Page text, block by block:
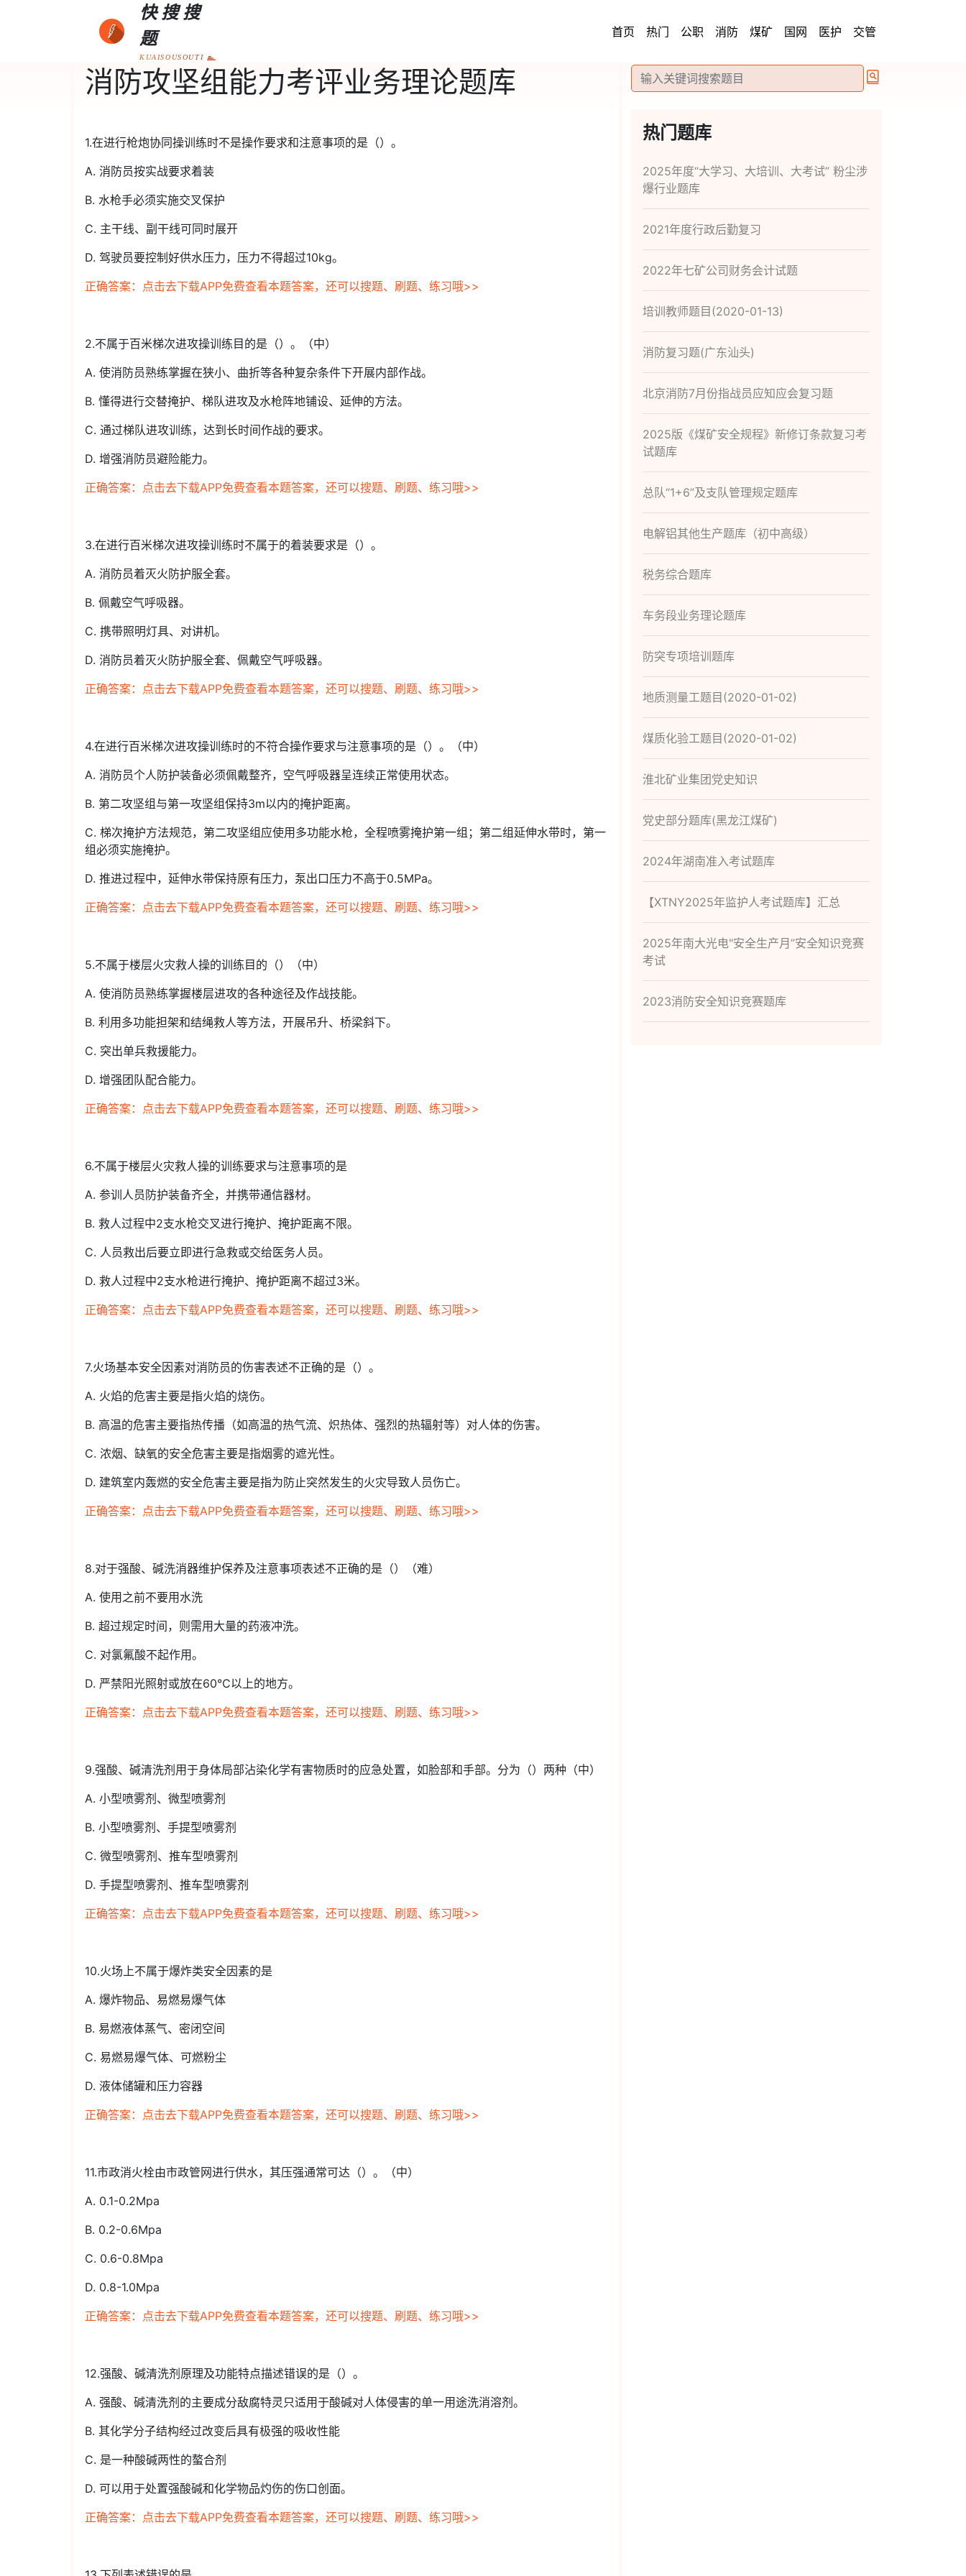
快搜搜
题
KUAISOUSOUTI
首页 热门 公职 消防 煤矿 国网 医护 交管
消防攻坚组能力考评业务理论题库
1.在进行枪炮协同操训练时不是操作要求和注意事项的是（）。
A. 消防员按实战要求着装
B. 水枪手必须实施交叉保护
C. 主干线、副干线可同时展开
D. 驾驶员要控制好供水压力，压力不得超过10kg。
正确答案：点击去下载APP免费查看本题答案，还可以搜题、刷题、练习哦>>
2.不属于百米梯次进攻操训练目的是（）。（中）
A. 使消防员熟练掌握在狭小、曲折等各种复杂条件下开展内部作战。
B. 懂得进行交替掩护、梯队进攻及水枪阵地铺设、延伸的方法。
C. 通过梯队进攻训练，达到长时间作战的要求。
D. 增强消防员避险能力。
正确答案：点击去下载APP免费查看本题答案，还可以搜题、刷题、练习哦>>
3.在进行百米梯次进攻操训练时不属于的着装要求是（）。
A. 消防员着灭火防护服全套。
B. 佩戴空气呼吸器。
C. 携带照明灯具、对讲机。
D. 消防员着灭火防护服全套、佩戴空气呼吸器。
正确答案：点击去下载APP免费查看本题答案，还可以搜题、刷题、练习哦>>
4.在进行百米梯次进攻操训练时的不符合操作要求与注意事项的是（）。（中）
A. 消防员个人防护装备必须佩戴整齐，空气呼吸器呈连续正常使用状态。
B. 第二攻坚组与第一攻坚组保持3m以内的掩护距离。
C. 梯次掩护方法规范，第二攻坚组应使用多功能水枪，全程喷雾掩护第一组；第二组延伸水带时，第一
组必须实施掩护。
D. 推进过程中，延伸水带保持原有压力，泵出口压力不高于0.5MPa。
正确答案：点击去下载APP免费查看本题答案，还可以搜题、刷题、练习哦>>
5.不属于楼层火灾救人操的训练目的（）（中）
A. 使消防员熟练掌握楼层进攻的各种途径及作战技能。
B. 利用多功能担架和结绳救人等方法，开展吊升、桥梁斜下。
C. 突出单兵救援能力。
D. 增强团队配合能力。
正确答案：点击去下载APP免费查看本题答案，还可以搜题、刷题、练习哦>>
6.不属于楼层火灾救人操的训练要求与注意事项的是
A. 参训人员防护装备齐全，并携带通信器材。
B. 救人过程中2支水枪交叉进行掩护、掩护距离不限。
C. 人员救出后要立即进行急救或交给医务人员。
D. 救人过程中2支水枪进行掩护、掩护距离不超过3米。
正确答案：点击去下载APP免费查看本题答案，还可以搜题、刷题、练习哦>>
7.火场基本安全因素对消防员的伤害表述不正确的是（）。
A. 火焰的危害主要是指火焰的烧伤。
B. 高温的危害主要指热传播（如高温的热气流、炽热体、强烈的热辐射等）对人体的伤害。
C. 浓烟、缺氧的安全危害主要是指烟雾的遮光性。
D. 建筑室内轰燃的安全危害主要是指为防止突然发生的火灾导致人员伤亡。
正确答案：点击去下载APP免费查看本题答案，还可以搜题、刷题、练习哦>>
8.对于强酸、碱洗消器维护保养及注意事项表述不正确的是（）（难）
A. 使用之前不要用水洗
B. 超过规定时间，则需用大量的药液冲洗。
C. 对氯氟酸不起作用。
D. 严禁阳光照射或放在60℃以上的地方。
正确答案：点击去下载APP免费查看本题答案，还可以搜题、刷题、练习哦>>
9.强酸、碱清洗剂用于身体局部沾染化学有害物质时的应急处置，如脸部和手部。分为（）两种（中）
A. 小型喷雾剂、微型喷雾剂
B. 小型喷雾剂、手提型喷雾剂
C. 微型喷雾剂、推车型喷雾剂
D. 手提型喷雾剂、推车型喷雾剂
正确答案：点击去下载APP免费查看本题答案，还可以搜题、刷题、练习哦>>
10.火场上不属于爆炸类安全因素的是
A. 爆炸物品、易燃易爆气体
B. 易燃液体蒸气、密闭空间
C. 易燃易爆气体、可燃粉尘
D. 液体储罐和压力容器
正确答案：点击去下载APP免费查看本题答案，还可以搜题、刷题、练习哦>>
11.市政消火栓由市政管网进行供水，其压强通常可达（）。（中）
A. 0.1-0.2Mpa
B. 0.2-0.6Mpa
C. 0.6-0.8Mpa
D. 0.8-1.0Mpa
正确答案：点击去下载APP免费查看本题答案，还可以搜题、刷题、练习哦>>
12.强酸、碱清洗剂原理及功能特点描述错误的是（）。
A. 强酸、碱清洗剂的主要成分敌腐特灵只适用于酸碱对人体侵害的单一用途洗消溶剂。
B. 其化学分子结构经过改变后具有极强的吸收性能
C. 是一种酸碱两性的螯合剂
D. 可以用于处置强酸碱和化学物品灼伤的伤口创面。
正确答案：点击去下载APP免费查看本题答案，还可以搜题、刷题、练习哦>>
热门题库
2025年度“大学习、大培训、大考试” 粉尘涉
爆行业题库
2021年度行政后勤复习
2022年七矿公司财务会计试题
培训教师题目(2020-01-13)
消防复习题(广东汕头)
北京消防7月份指战员应知应会复习题
2025版《煤矿安全规程》新修订条款复习考
试题库
总队“1+6”及支队管理规定题库
电解铝其他生产题库（初中高级）
税务综合题库
车务段业务理论题库
防突专项培训题库
地质测量工题目(2020-01-02)
煤质化验工题目(2020-01-02)
淮北矿业集团党史知识
党史部分题库(黑龙江煤矿)
2024年湖南准入考试题库
【XTNY2025年监护人考试题库】汇总
2025年南大光电"安全生产月”安全知识竞赛
考试
2023消防安全知识竞赛题库